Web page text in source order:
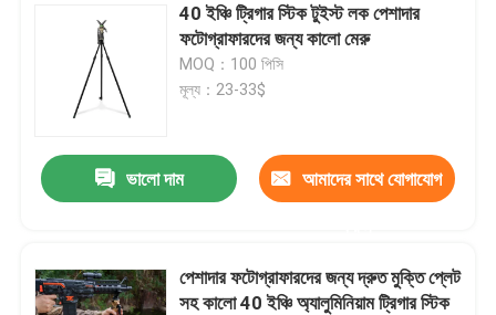
40 ইঞ্চি ট্রিগার স্টিক টুইস্ট লক পেশাদার
ফটোগ্রাফারদের জন্য কালো মেরু
MOQ：100 পিসি
মূল্য：23-33$
ভালো দাম আমাদের সাথে যোগাযোগ
পেশাদার ফটোগ্রাফারদের জন্য দ্রুত মুক্তি প্লেট
সহ কালো 40 ইঞ্চি অ্যালুমিনিয়াম ট্রিগার স্টিক